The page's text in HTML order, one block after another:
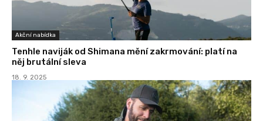
Akční nabídka
Tenhle naviják od Shimana mění zakrmování: platí na
něj brutální sleva
18. 9. 2025